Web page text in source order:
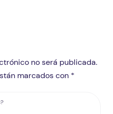
no será publicada.
marcados con *